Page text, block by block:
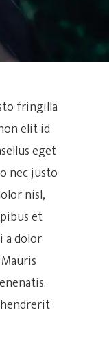
fringilla
elit id
eget
nec justo
nisl,
et
a dolor